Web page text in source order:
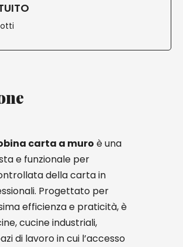
carta a muro è una
e funzionale per
della carta in
Progettato per
efficienza e praticità, è
cucine industriali,
di lavoro in cui l’accesso